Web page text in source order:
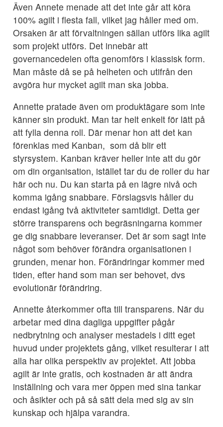
Även Annete menade att det inte går att köra
100% agilt i flesta fall, vilket jag håller med om.
Orsaken är att förvaltningen sällan utförs lika agilt
som projekt utförs. Det innebär att
governancedelen ofta genomförs i klassisk form.
Man måste då se på helheten och utifrån den
avgöra hur mycket agilt man ska jobba.
Annette pratade även om produktägare som inte
känner sin produkt. Man tar helt enkelt för lätt på
att fylla denna roll. Där menar hon att det kan
förenklas med Kanban, som då blir ett
styrsystem. Kanban kräver heller inte att du gör
om din organisation, istället tar du de roller du har
här och nu. Du kan starta på en lägre nivå och
komma igång snabbare. Förslagsvis håller du
endast igång två aktiviteter samtidigt. Detta ger
större transparens och begräsningarna kommer
ge dig snabbare leveranser. Det är som sagt inte
något som behöver förändra organisationen i
grunden, menar hon. Förändringar kommer med
tiden, efter hand som man ser behovet, dvs
evolutionär förändring.
Annette återkommer ofta till transparens. När du
arbetar med dina dagliga uppgifter pågår
nedbrytning och analyser mestadels i ditt eget
huvud under projektets gång, vilket resulterar i att
alla har olika perspektiv av projektet. Att jobba
agilt är inte gratis, och kostnaden är att ändra
inställning och vara mer öppen med sina tankar
och åsikter och på så sätt dela med sig av sin
kunskap och hjälpa varandra.